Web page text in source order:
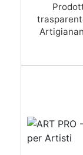
perfetta
monete,